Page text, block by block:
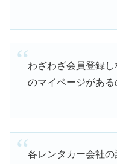
わざわざ会員登録
のマイページがある
各レンタカー会社